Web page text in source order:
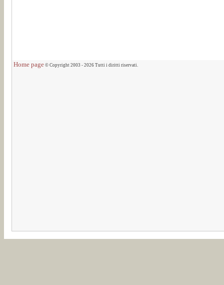
Home page © Copyright 2003 - 2026 Tutti i diritti riservati.